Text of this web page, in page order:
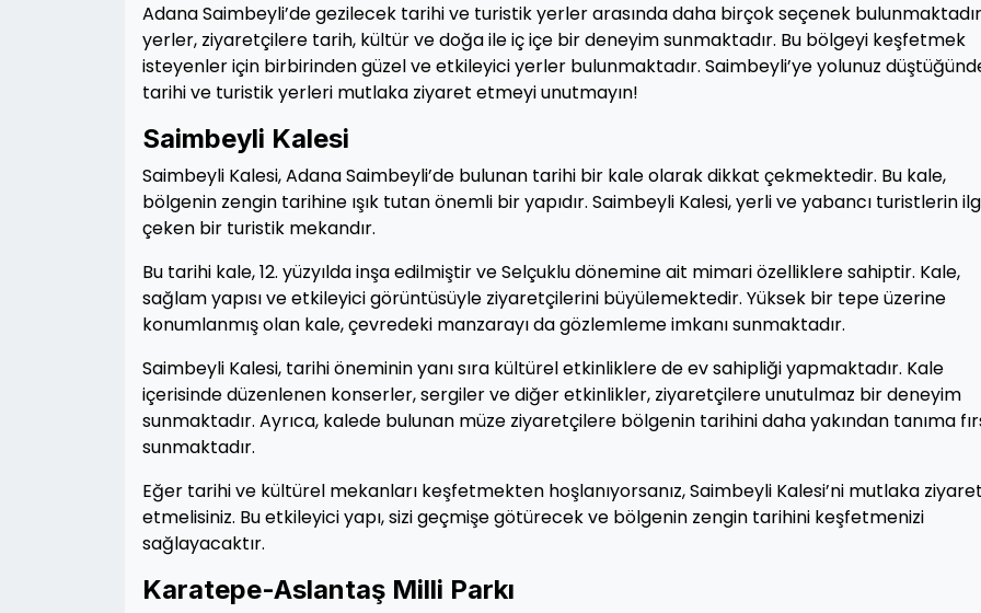
Adana Saimbeyli’de gezilecek tarihi ve turistik yerler arasında daha birçok seçenek
yerler, ziyaretçilere tarih, kültür ve doğa ile iç içe bir deneyim sunmaktadır. Bu bölgeyi keşfetmek
isteyenler için birbirinden güzel ve etkileyici yerler bulunmaktadır. Saimbeyli’ye yolunuz
tarihi ve turistik yerleri mutlaka ziyaret etmeyi unutmayın!
Saimbeyli Kalesi
Saimbeyli Kalesi, Adana Saimbeyli’de bulunan tarihi bir kale olarak dikkat çekmektedir. Bu kale,
bölgenin zengin tarihine ışık tutan önemli bir yapıdır. Saimbeyli Kalesi, yerli ve yabancı turistlerin
çeken bir turistik mekandır.
Bu tarihi kale, 12. yüzyılda inşa edilmiştir ve Selçuklu dönemine ait mimari özelliklere sahiptir. Kale,
sağlam yapısı ve etkileyici görüntüsüyle ziyaretçilerini büyülemektedir. Yüksek bir tepe üzerine
konumlanmış olan kale, çevredeki manzarayı da gözlemleme imkanı sunmaktadır.
Saimbeyli Kalesi, tarihi öneminin yanı sıra kültürel etkinliklere de ev sahipliği yapmaktadır. Kale
içerisinde düzenlenen konserler, sergiler ve diğer etkinlikler, ziyaretçilere unutulmaz bir deneyim
sunmaktadır. Ayrıca, kalede bulunan müze ziyaretçilere bölgenin tarihini daha yakından tanıma
sunmaktadır.
Eğer tarihi ve kültürel mekanları keşfetmekten hoşlanıyorsanız, Saimbeyli Kalesi’ni mutlaka ziyaret
etmelisiniz. Bu etkileyici yapı, sizi geçmişe götürecek ve bölgenin zengin tarihini keşfetmenizi
sağlayacaktır.
Karatepe-Aslantaş Milli Parkı